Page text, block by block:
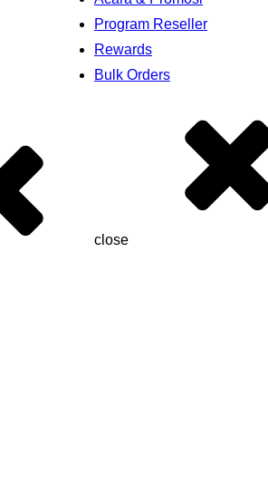
Program Reseller
Rewards
Bulk Orders
close